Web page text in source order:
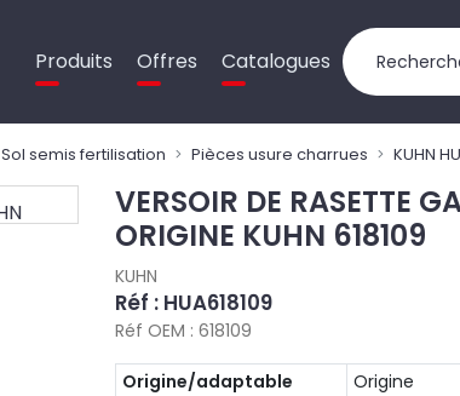
Produits Offres Catalogues
Sol semis fertilisation Pièces usure charrues KUHN
VERSOIR DE RASETTE
ORIGINE KUHN 618109
KUHN
Réf : HUA618109
Réf OEM : 618109
Origine/adaptable
Origine